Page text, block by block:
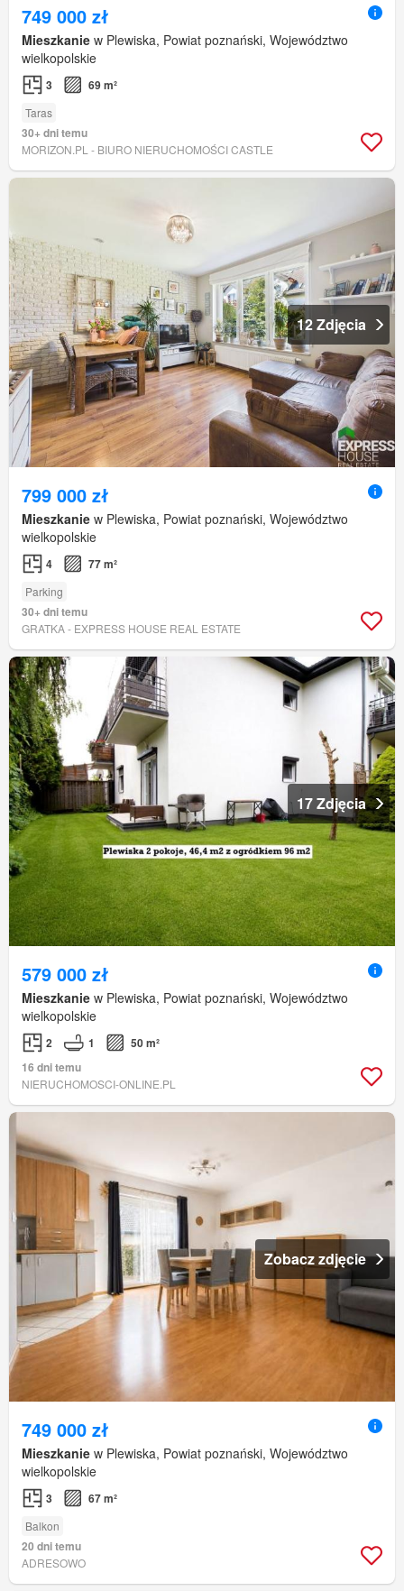
749 000 zł
Mieszkanie w Plewiska, Powiat poznański, Województwo
wielkopolskie
3 69 m²
Taras
30+ dni temu
MORIZON.PL - BIURO NIERUCHOMOŚCI CASTLE
12 Zdjęcia
799 000 zł
Mieszkanie w Plewiska, Powiat poznański, Województwo
wielkopolskie
4 77 m²
Parking
30+ dni temu
GRATKA - EXPRESS HOUSE REAL ESTATE
17 Zdjęcia
579 000 zł
Mieszkanie w Plewiska, Powiat poznański, Województwo
wielkopolskie
2 1
50 m²
16 dni temu
NIERUCHOMOSCI-ONLINE.PL
Zobacz zdjęcie
749 000 zł
Mieszkanie w Plewiska, Powiat poznański, Województwo
wielkopolskie
3 67 m²
Balkon
20 dni temu
ADRESOWO